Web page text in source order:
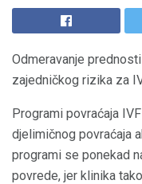
Odmeravanje
zajedničkog rizika za
Programi povraćaja
djelimičnog povraćaja
programi se ponekad
povrede, jer klinika